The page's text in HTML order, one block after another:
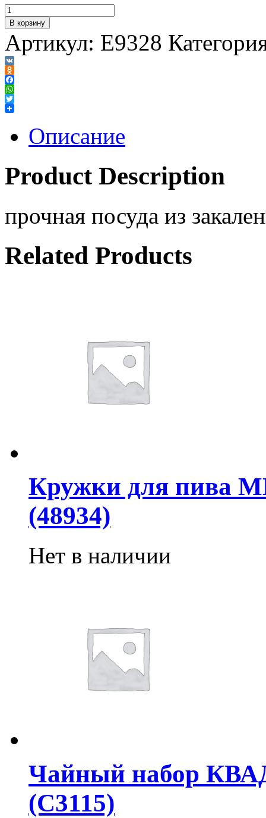
В корзину
Артикул: E9328
VK
Odnoklassniki
Facebook
WhatsApp
Twitter
Описание
Product Description
прочная посуда из
Related Products
Кружки для пива
(48934)
Нет в наличии
Чайный набор
(C3115)